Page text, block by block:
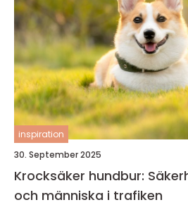
inspiration
30. September 2025
Krocksäker hundbur:
och människa i trafiken